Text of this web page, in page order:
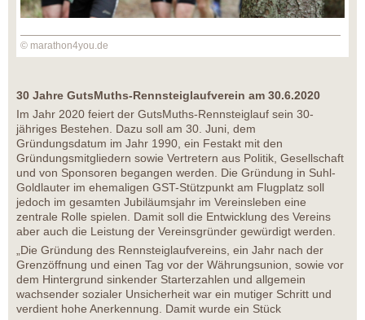
© marathon4you.de
30 Jahre GutsMuths-Rennsteiglaufverein am 30.6.2020
Im Jahr 2020 feiert der GutsMuths-Rennsteiglauf sein 30-
jähriges Bestehen. Dazu soll am 30. Juni, dem
Gründungsdatum im Jahr 1990, ein Festakt mit den
Gründungsmitgliedern sowie Vertretern aus Politik, Gesellschaft
und von Sponsoren begangen werden. Die Gründung in Suhl-
Goldlauter im ehemaligen GST-Stützpunkt am Flugplatz soll
jedoch im gesamten Jubiläumsjahr im Vereinsleben eine
zentrale Rolle spielen. Damit soll die Entwicklung des Vereins
aber auch die Leistung der Vereinsgründer gewürdigt werden.
„Die Gründung des Rennsteiglaufvereins, ein Jahr nach der
Grenzöffnung und einen Tag vor der Währungsunion, sowie vor
dem Hintergrund sinkender Starterzahlen und allgemein
wachsender sozialer Unsicherheit war ein mutiger Schritt und
verdient hohe Anerkennung. Damit wurde ein Stück